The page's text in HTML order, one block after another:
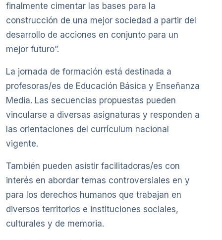
finalmente cimentar las bases para la
construcción de una mejor sociedad a partir del
desarrollo de acciones en conjunto para un
mejor futuro”.
La jornada de formación está destinada a
profesoras/es de Educación Básica y Enseñanza
Media. Las secuencias propuestas pueden
vincularse a diversas asignaturas y responden a
las orientaciones del currículum nacional
vigente.
También pueden asistir facilitadoras/es con
interés en abordar temas controversiales en y
para los derechos humanos que trabajan en
diversos territorios e instituciones sociales,
culturales y de memoria.